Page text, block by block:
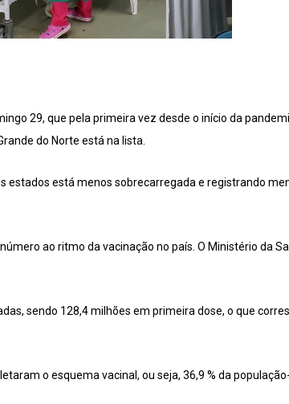
29, que pela primeira vez desde o início da
do Norte está na lista.
estados está menos sobrecarregada e registrando
ao ritmo da vacinação no país. O Ministério da
sendo 128,4 milhões em primeira dose, o que
o esquema vacinal, ou seja, 36,9 % da